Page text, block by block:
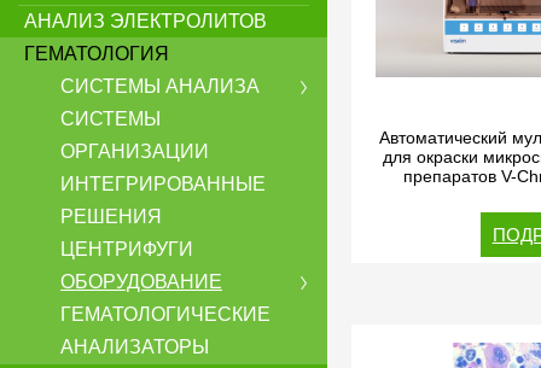
АНАЛИЗ ЭЛЕКТРОЛИТОВ
ГЕМАТОЛОГИЯ
СИСТЕМЫ АНАЛИЗА
СИСТЕМЫ
ОРГАНИЗАЦИИ
ИНТЕГРИРОВАННЫЕ
РЕШЕНИЯ
ЦЕНТРИФУГИ
ОБОРУДОВАНИЕ
ГЕМАТОЛОГИЧЕСКИЕ
АНАЛИЗАТОРЫ
Автоматический
для окраски
препаратов V-